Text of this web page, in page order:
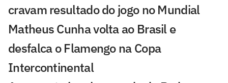
cravam resultado do jogo no Mundial
Matheus Cunha volta ao Brasil e
desfalca o Flamengo na Copa
Intercontinental